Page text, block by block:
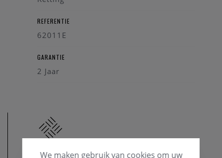
REFERENTIE
62011E
GARANTIE
2 Jaar
We maken gebruik van cookies om uw